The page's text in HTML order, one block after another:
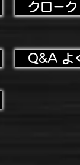
クローク
Q&A よ